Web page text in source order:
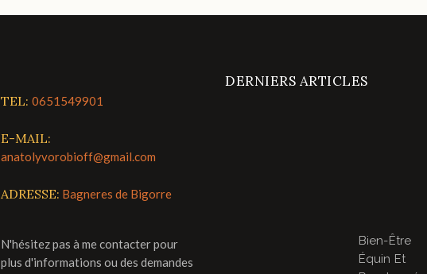
TEL: 0651549901
E-MAIL:
anatolyvorobioff@gmail.com
ADRESSE: Bagneres de Bigorre
N'hésitez pas à me contacter pour
plus d'informations ou des demandes
DERNIERS ARTICLES
Bien-Être
Équin Et